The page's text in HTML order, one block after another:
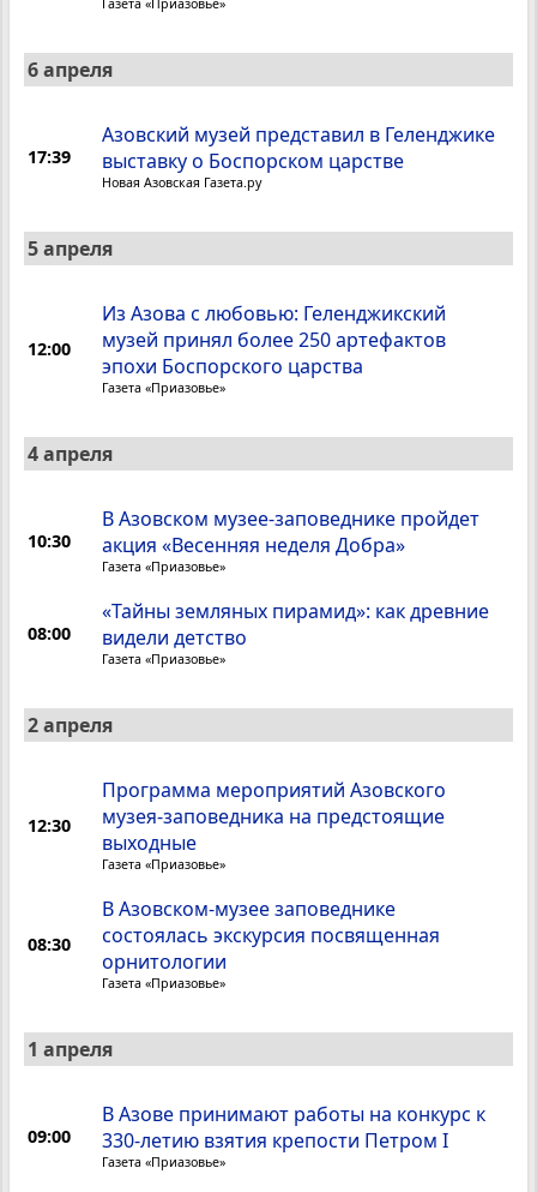
Газета «Приазовье»
6 апреля
17:39
Азовский музей представил в Геленджике
выставку о Боспорском царстве
Новая Азовская Газета.ру
5 апреля
12:00
Из Азова с любовью: Геленджикский
музей принял более 250 артефактов
эпохи Боспорского царства
Газета «Приазовье»
4 апреля
10:30
В Азовском музее-заповеднике пройдет
акция «Весенняя неделя Добра»
Газета «Приазовье»
08:00
«Тайны земляных пирамид»: как древние
видели детство
Газета «Приазовье»
2 апреля
12:30
Программа мероприятий Азовского
музея-заповедника на предстоящие
выходные
Газета «Приазовье»
08:30
В Азовском-музее заповеднике
состоялась экскурсия посвященная
орнитологии
Газета «Приазовье»
1 апреля
09:00
В Азове принимают работы на конкурс к
330-летию взятия крепости Петром I
Газета «Приазовье»